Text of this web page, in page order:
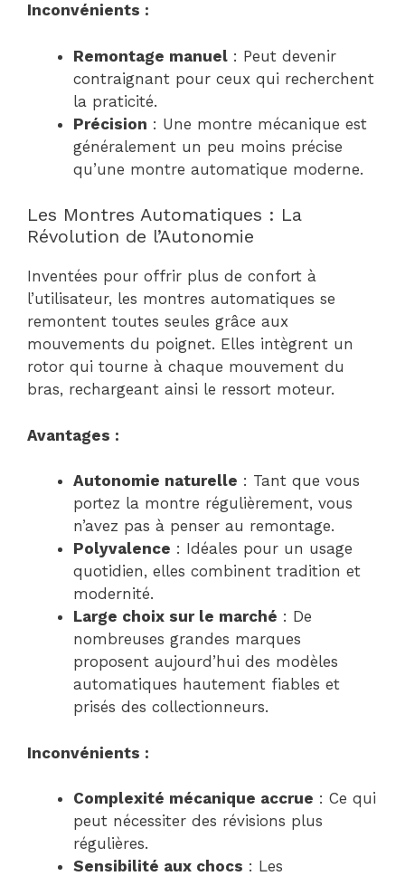
Inconvénients :
Remontage manuel : Peut devenir
contraignant pour ceux qui recherchent
la praticité.
Précision : Une montre mécanique est
généralement un peu moins précise
qu’une montre automatique moderne.
Les Montres Automatiques : La
Révolution de l’Autonomie
Inventées pour offrir plus de confort à
l’utilisateur, les montres automatiques se
remontent toutes seules grâce aux
mouvements du poignet. Elles intègrent un
rotor qui tourne à chaque mouvement du
bras, rechargeant ainsi le ressort moteur.
Avantages :
Autonomie naturelle : Tant que vous
portez la montre régulièrement, vous
n’avez pas à penser au remontage.
Polyvalence : Idéales pour un usage
quotidien, elles combinent tradition et
modernité.
Large choix sur le marché : De
nombreuses grandes marques
proposent aujourd’hui des modèles
automatiques hautement fiables et
prisés des collectionneurs.
Inconvénients :
Complexité mécanique accrue : Ce qui
peut nécessiter des révisions plus
régulières.
Sensibilité aux chocs : Les